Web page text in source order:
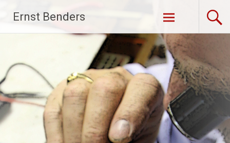
naar
de
Ernst Benders